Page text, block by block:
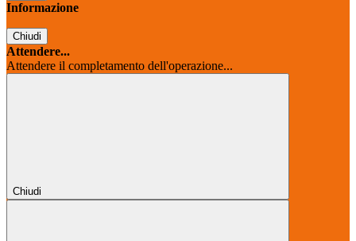
Informazione
Chiudi
Attendere...
Attendere il completamento dell'operazione...
Chiudi